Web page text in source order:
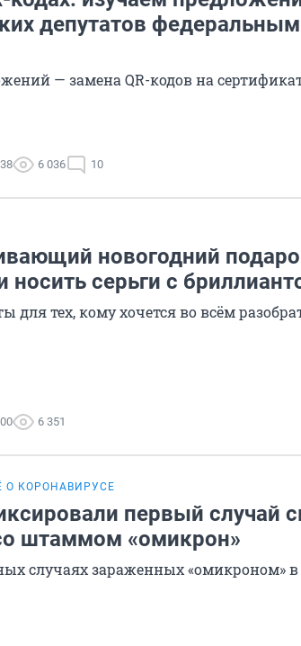
депутатов федеральным
— замена QR-кодов на
6 036 10
новогодний
носить серьги с
для тех, кому хочется во всём
6 351
О КОРОНАВИРУСЕ
первый случай
штаммом «омикрон»
случаях зараженных «омикроном»